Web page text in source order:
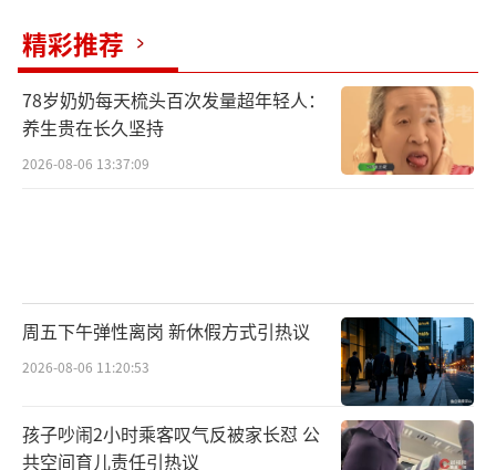
精彩推荐
78岁奶奶每天梳头百次发量超年轻人：
养生贵在长久坚持
2026-08-06 13:37:09
周五下午弹性离岗 新休假方式引热议
2026-08-06 11:20:53
孩子吵闹2小时乘客叹气反被家长怼 公
共空间育儿责任引热议